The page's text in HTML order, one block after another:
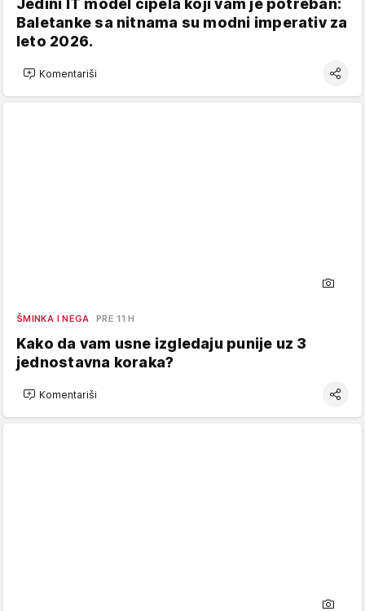
Jedini IT model cipela koji vam je potreban:
Baletanke sa nitnama su modni imperativ za
leto 2026.
Komentariši
ŠMINKA I NEGA PRE 11 H
Kako da vam usne izgledaju punije uz 3
jednostavna koraka?
Komentariši